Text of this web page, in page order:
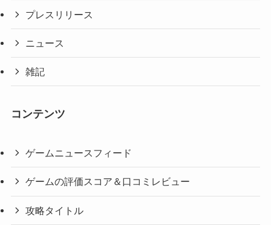
プレスリリース
ニュース
雑記
コンテンツ
ゲームニュースフィード
ゲームの評価スコア＆口コミレビュー
攻略タイトル